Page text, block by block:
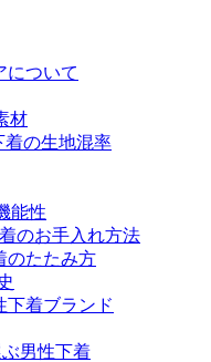
について
材
着の生地混率
能性
のお手入れ方法
のたたみ方
下着ブランド
男性下着